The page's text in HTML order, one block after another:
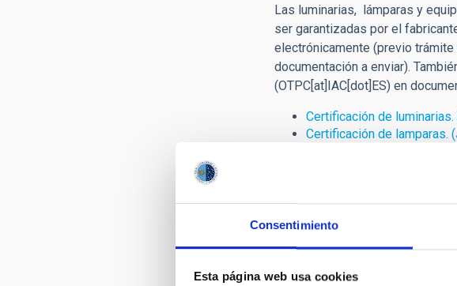
Consentimiento
Esta página web usa cookies
Las luminarias, lámparas y
ser garantizadas por el
electrónicamente (previo
documentación a enviar).
(OTPC[at]IAC[dot]ES)en
Certificación de
Certificación de lamparas.
Modelo de garantía para
Denuncias del
Puedes colaborar denunciando